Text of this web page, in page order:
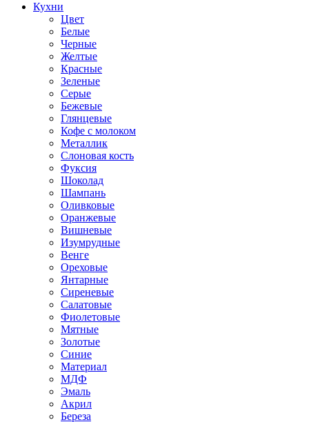
Кухни
Цвет
Белые
Черные
Желтые
Красные
Зеленые
Серые
Бежевые
Глянцевые
Кофе с молоком
Металлик
Слоновая кость
Фуксия
Шоколад
Шампань
Оливковые
Оранжевые
Вишневые
Изумрудные
Венге
Ореховые
Янтарные
Сиреневые
Салатовые
Фиолетовые
Мятные
Золотые
Синие
Материал
МДФ
Эмаль
Акрил
Береза